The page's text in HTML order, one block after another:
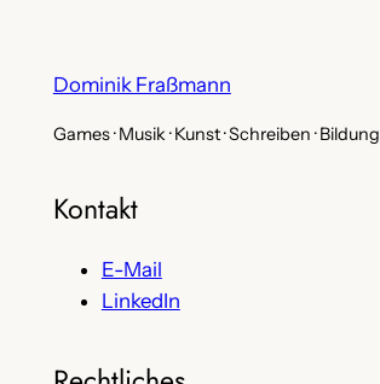
Dominik Fraßmann
Games · Musik · Kunst · Schreiben · Bildung
Kontakt
E-Mail
LinkedIn